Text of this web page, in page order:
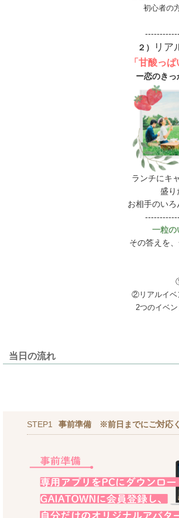
初心者の
２）
リア
「甘酸っ
ー恋のき
ランチにキ
盛り
お相手のいろ
一粒の
その答えを
②リアルイベ
2つのイベン
当日の流れ
STEP1 事前準備 ※前日までにご対応